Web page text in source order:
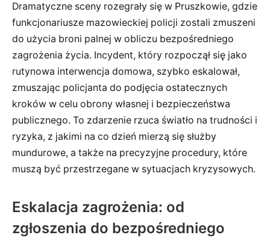
Dramatyczne sceny rozegrały się w Pruszkowie, gdzie
funkcjonariusze mazowieckiej policji zostali zmuszeni
do użycia broni palnej w obliczu bezpośredniego
zagrożenia życia. Incydent, który rozpoczął się jako
rutynowa interwencja domowa, szybko eskalował,
zmuszając policjanta do podjęcia ostatecznych
kroków w celu obrony własnej i bezpieczeństwa
publicznego. To zdarzenie rzuca światło na trudności i
ryzyka, z jakimi na co dzień mierzą się służby
mundurowe, a także na precyzyjne procedury, które
muszą być przestrzegane w sytuacjach kryzysowych.
Eskalacja zagrożenia: od
zgłoszenia do bezpośredniego